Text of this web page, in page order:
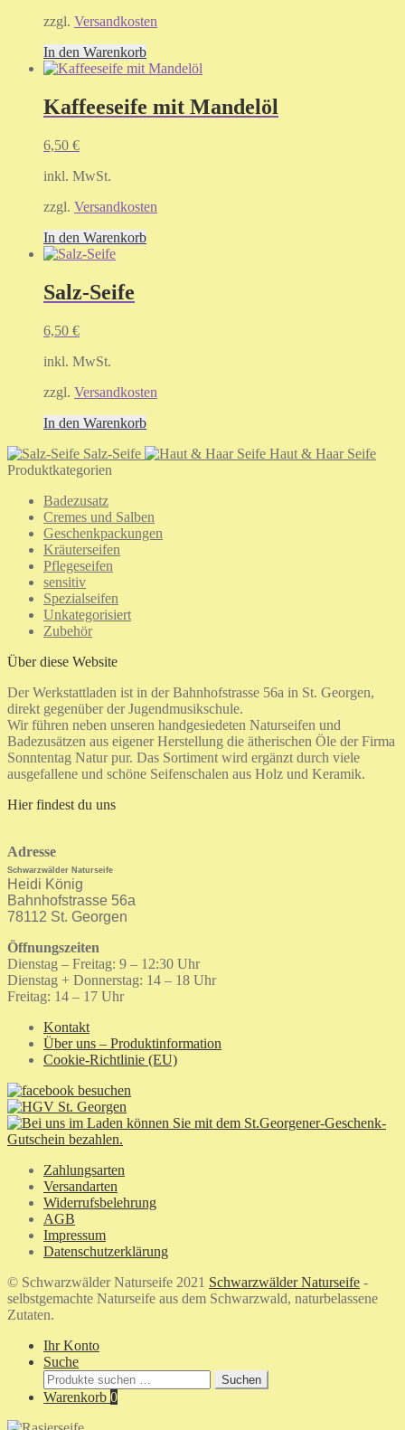
zzgl. Versandkosten
In den Warenkorb
Kaffeeseife mit Mandelöl
6,50 €
inkl. MwSt.
zzgl. Versandkosten
In den Warenkorb
Salz-Seife
6,50 €
inkl. MwSt.
zzgl. Versandkosten
In den Warenkorb
Salz-Seife
Haut & Haar Seife
Produktkategorien
Badezusatz
Cremes und Salben
Geschenkpackungen
Kräuterseifen
Pflegeseifen
sensitiv
Spezialseifen
Unkategorisiert
Zubehör
Über diese Website
Der Werkstattladen ist in der Bahnhofstrasse 56a in St. Georgen,
direkt gegenüber der Jugendmusikschule.
Wir führen neben unseren handgesiedeten Naturseifen und
Badezusätzen aus eigener Herstellung die ätherischen Öle der Firma
Sonntentag Natur pur. Das Sortiment wird ergänzt durch viele
ausgefallene und schöne Seifenschalen aus Holz und Keramik.
Hier findest du uns
Adresse
Schwarzwälder Naturseife
Heidi König
Bahnhofstrasse 56a
78112 St. Georgen
Öffnungszeiten
Dienstag – Freitag: 9 – 12:30 Uhr
Dienstag + Donnerstag: 14 – 18 Uhr
Freitag: 14 – 17 Uhr
Kontakt
Über uns – Produktinformation
Cookie-Richtlinie (EU)
Zahlungsarten
Versandarten
Widerrufsbelehrung
AGB
Impressum
Datenschutzerklärung
© Schwarzwälder Naturseife 2021 Schwarzwälder Naturseife -
selbstgemachte Naturseife aus dem Schwarzwald, naturbelassene
Zutaten.
Ihr Konto
Suche
Suchen
nach:
Suchen
Warenkorb 0